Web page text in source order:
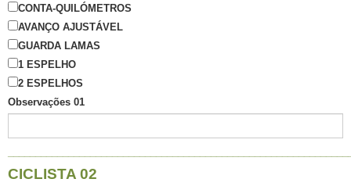
CONTA-QUILÓMETROS
AVANÇO AJUSTÁVEL
GUARDA LAMAS
1 ESPELHO
2 ESPELHOS
Observações 01
CICLISTA 02